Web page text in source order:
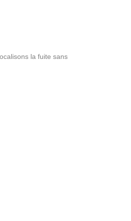
la fuite sans